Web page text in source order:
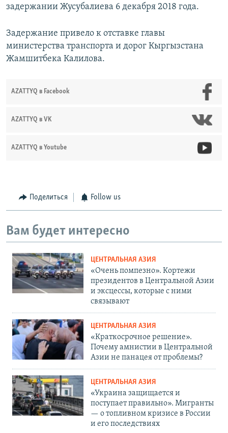
задержании Жусубалиева 6 декабря 2018 года.
Задержание привело к отставке главы
министерства транспорта и дорог Кыргызстана
Жамшитбека Калилова.
AZATTYQ в Facebook
AZATTYQ в VK
AZATTYQ в Youtube
Поделиться Follow us
Вам будет интересно
ЦЕНТРАЛЬНАЯ АЗИЯ
«Очень помпезно». Кортежи
президентов в Центральной Азии
и эксцессы, которые с ними
связывают
ЦЕНТРАЛЬНАЯ АЗИЯ
«Краткосрочное решение».
Почему амнистии в Центральной
Азии не панацея от проблемы?
ЦЕНТРАЛЬНАЯ АЗИЯ
«Украина защищается и
поступает правильно». Мигранты
— о топливном кризисе в России
и его последствиях